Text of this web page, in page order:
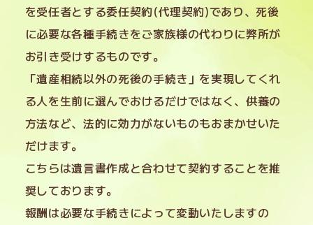
を受任者とする委任契約(代理契約)であり、死後
に必要な各種手続きをご家族様の代わりに弊所が
お引き受けするものです。
「遺産相続以外の死後の手続き」を実現してくれ
る人を生前に選んでおけるだけではなく、供養の
方法など、法的に効力がないものもおまかせいた
だけます。
こちらは遺言書作成と合わせて契約することを推
奨しております。
報酬は必要な手続きによって変動いたしますの